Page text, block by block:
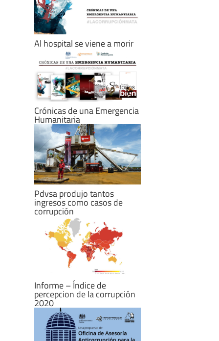
Al hospital se viene a morir
Crónicas de una Emergencia
Humanitaria
Pdvsa produjo tantos
ingresos como casos de
corrupción
Informe – Índice de
percepcion de la corrupción
2020